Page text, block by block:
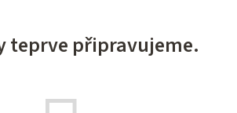
teprve připravujeme.